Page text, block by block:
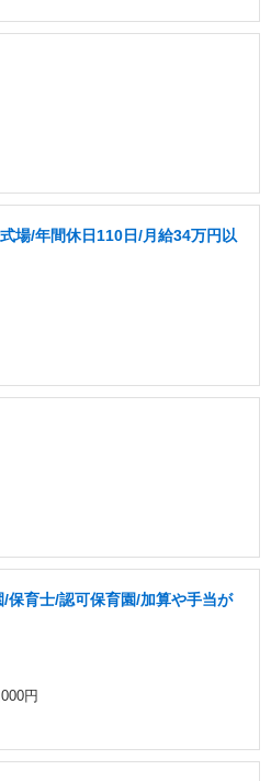
場/年間休日110日/月給34万円以
保育士/認可保育園/加算や手当が
円